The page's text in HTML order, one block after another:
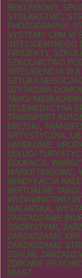
REKLAMOWY,
STOLARSTWO,
PHOTOGRAPHY,
SYSTEMY CRM W
INTELIGENTNEGO
PROJEKTY,
SZKOLNICTWO
INTELIGENCJA W
SZTUKA
UŻYTKOWA
TARGI
TELEMEDYCYNA
TRANSPORT
MIEJSKI ,
ARTYSTYCZNA,
HANDLOWE,
USŁUGI
EDUKACJI ,
MARKETINGOWE,
WINDYKACJA
WIRTUALNE TARGI ,
WYDAWNICTWO
MALARSKA,
ZARZĄDZANIE
OSOBISTYMI ,
ZARZĄDZANIE
ZARZĄDZANIE
ZDALNE
ZDROWIE
MIAST